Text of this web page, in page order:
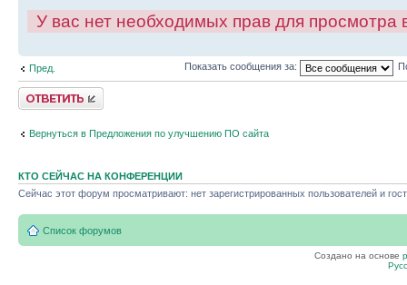
У вас нет необходимых прав для
Пред. Показать сообщения за:
Ответить
Вернуться в Предложения по улучшению ПО сайта
КТО СЕЙЧАС НА КОНФЕРЕНЦИИ
Сейчас этот форум просматривают: нет зарегистрированных пользователей и
Список форумов
Создано на основе